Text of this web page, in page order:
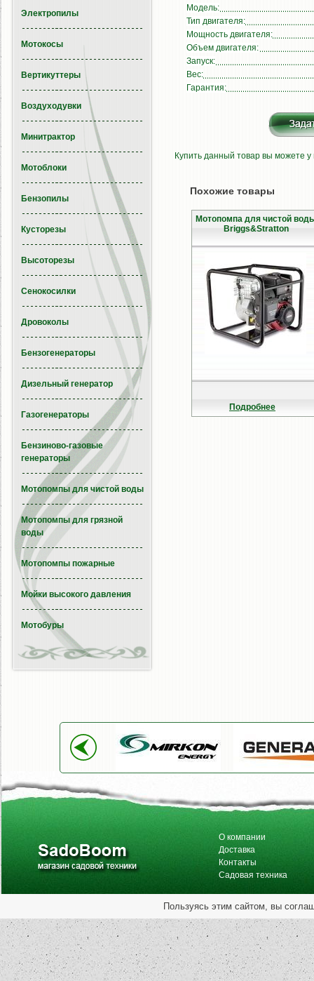
Модель:
Тип двигателя:
Мощность двигателя:
Объем двигателя:
Запуск:
Вес:
Гарантия:
Купить данный товар вы можете
Похожие товары
Мотопомпа для чистой
Briggs&Stratton
Подробнее
Электропилы
Мотокосы
Вертикуттеры
Воздуходувки
Минитрактор
Мотоблоки
Бензопилы
Кусторезы
Высоторезы
Сенокосилки
Дровоколы
Бензогенераторы
Дизельный генератор
Газогенераторы
Бензиново-газовые
генераторы
Мотопомпы для чистой воды
Мотопомпы для грязной
воды
Мотопомпы пожарные
Мойки высокого давления
Мотобуры
О компании
Доставка
Контакты
Садовая техника
Пользуясь этим сайтом, вы